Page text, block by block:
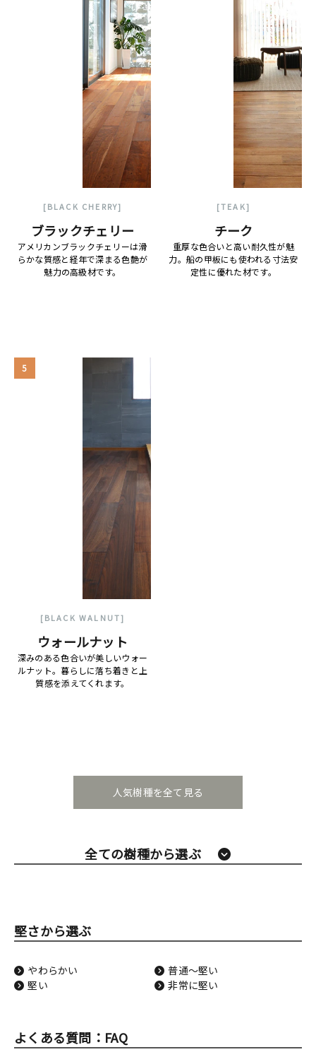
[BLACK CHERRY]
ブラックチェリー
アメリカンブラックチェリーは滑
らかな質感と経年で深まる色艶が
魅力の高級材です。
[TEAK]
チーク
重厚な色合いと高い耐久性が魅
力。船の甲板にも使われる寸法安
定性に優れた材です。
5
[BLACK WALNUT]
ウォールナット
深みのある色合いが美しいウォー
ルナット。暮らしに落ち着きと上
質感を添えてくれます。
人気樹種を全て見る
全ての樹種から選ぶ
堅さから選ぶ
やわらかい
普通〜堅い
堅い
非常に堅い
よくある質問：FAQ